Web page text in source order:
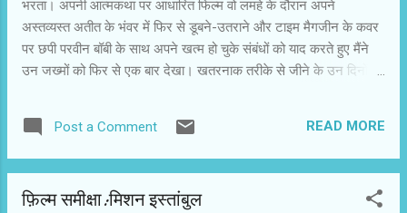
भरता। अपनी आत्मकथा पर आधारित फिल्म वो लमहे के दौरान अपने
अस्तव्यस्त अतीत के भंवर में फिर से डूबने-उतराने और टाइम मैगजीन के कवर
पर छपी परवीन बॉबी के साथ अपने खत्म हो चुके संबंधों को याद करते हुए मैंने
उन जख्मों को फिर से एक बार देखा। खतरनाक तरीके से जीने के उन दिनों में
शिष्य भी था, उनके संप्रदाय का संन्यासी। स्वच्छंद प्रेम में ईष्या के बीज हम
मर्जी से उनके संप्रदाय में शामिल हुए थे। हमें बताया गया था कि स्वच्छंद जीवन
और उन्मुक्त संबंध निभाकर निर्वाण प्राप्त किया जा सकता है, समाधि की स्थिति
Post a Comment READ MORE
फ़िल्म समीक्षा:मिशन इस्तांबुल